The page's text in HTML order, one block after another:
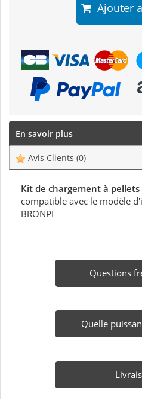
Ajouter
En savoir plus
Avis Clients (0)
Kit de chargement à
compatible avec le modèle
BRONPI
Questions
Quelle